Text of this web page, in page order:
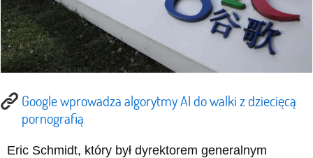
Google wprowadza algorytmy AI do walki z dziecięcą
pornografią
Eric Schmidt, który był dyrektorem generalnym